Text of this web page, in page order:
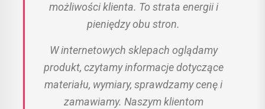
możliwości klienta. To strata energii i
pieniędzy obu stron.
W internetowych sklepach oglądamy
produkt, czytamy informacje dotyczące
materiału, wymiary, sprawdzamy cenę i
zamawiamy. Naszym klientom